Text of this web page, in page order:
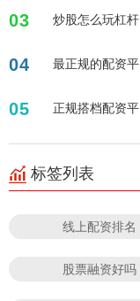
03 炒股怎么玩杠
04 最正规的配资
05 正规搭档配资
标签列表
线上配资排名
股票融资好吗